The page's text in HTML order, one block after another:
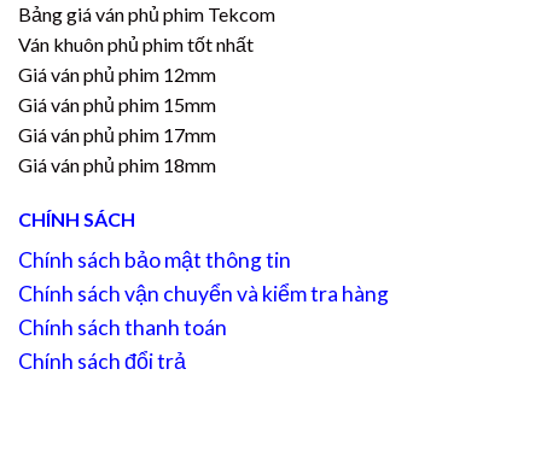
Bảng giá ván phủ phim Tekcom
Ván khuôn phủ phim tốt nhất
Giá ván phủ phim 12mm
Giá ván phủ phim 15mm
Giá ván phủ phim 17mm
Giá ván phủ phim 18mm
CHÍNH SÁCH
Chính sách bảo mật thông tin
Chính sách vận chuyển và kiểm tra hàng
Chính sách thanh toán
Chính sách đổi trả